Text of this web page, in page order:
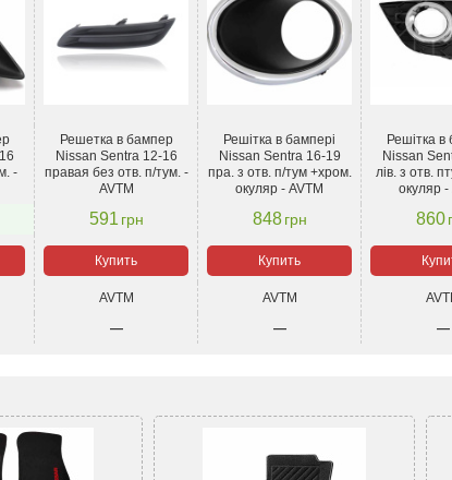
-
Решетка в бампер
Nissan Sentra 12-16
правая без отв. п/тум. -
AVTM
Решітка в бампері
Nissan Sentra 16-19
пра. з отв. п/тум +хром.
окуляр - AVTM
Решітка в
Nissan
лів. з отв.
окуляр -
591 грн 848 грн 860
Купить Купить
AVTM AVTM
— — —